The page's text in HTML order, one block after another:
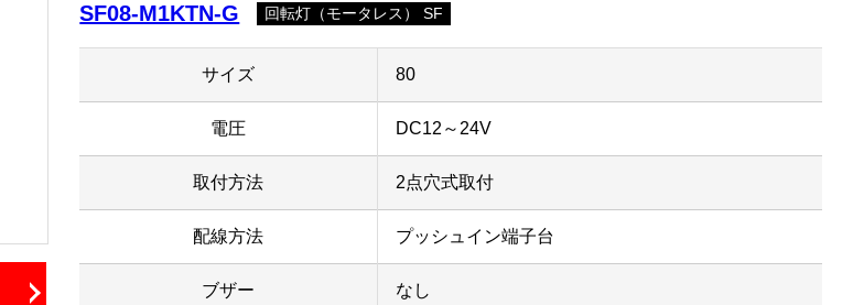
SF08-M1KTN-G 回転灯（モータレス） SF
サイズ 80
電圧 DC12～24V
取付方法 2点穴式取付
配線方法 プッシュイン端子台
ブザー なし